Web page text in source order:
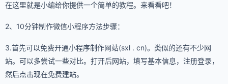
在这里就是小编给你提供一个简单的教程。来看看吧！
2、10分钟制作微信小程序方法步骤：
3.首先可以免费开通小程序制作网站(sxl . cn)。类似的还有不少网
站。可以多尝试一些对比。打开后网站，填写基本信息，注册登录，
然后点击现在免费建站。